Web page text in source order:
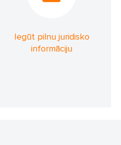
Iegūt pilnu juridisko
informāciju